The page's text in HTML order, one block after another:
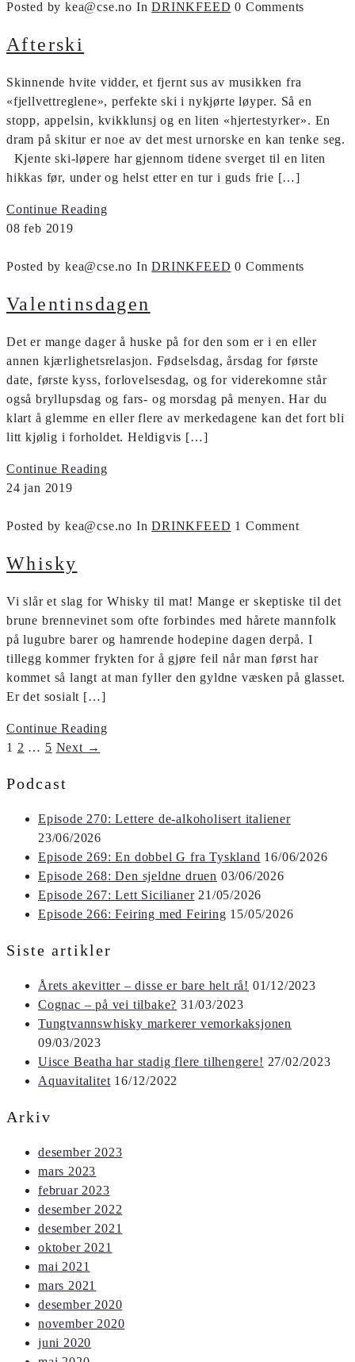
Posted by kea@cse.no InDRINKFEED 0 Comments
Afterski
Skinnende hvite vidder, et fjernt sus av musikken fra
«fjellvettreglene», perfekte ski i nykjørte løyper. Så en
stopp, appelsin, kvikklunsj og en liten «hjertestyrker». En
dram på skitur er noe av det mest urnorske en kan tenke seg.
Kjente ski-løpere har gjennom tidene sverget til en liten
hikkas før, under og helst etter en tur i guds frie […]
Continue Reading
08 feb 2019
Posted by kea@cse.no InDRINKFEED 0 Comments
Valentinsdagen
Det er mange dager å huske på for den som er i en eller
annen kjærlighetsrelasjon. Fødselsdag, årsdag for første
date, første kyss, forlovelsesdag, og for viderekomne står
også bryllupsdag og fars- og morsdag på menyen. Har du
klart å glemme en eller flere av merkedagene kan det fort bli
litt kjølig i forholdet. Heldigvis […]
Continue Reading
24 jan 2019
Posted by kea@cse.no InDRINKFEED 1 Comment
Whisky
Vi slår et slag for Whisky til mat! Mange er skeptiske til det
brune brennevinet som ofte forbindes med hårete mannfolk
på lugubre barer og hamrende hodepine dagen derpå. I
tillegg kommer frykten for å gjøre feil når man først har
kommet så langt at man fyller den gyldne væsken på glasset.
Er det sosialt […]
Continue Reading
1 2 … 5 Next →
Podcast
Episode 270: Lettere de-alkoholisert italiener
23/06/2026
Episode 269: En dobbel G fra Tyskland 16/06/2026
Episode 268: Den sjeldne druen 03/06/2026
Episode 267: Lett Sicilianer 21/05/2026
Episode 266: Feiring med Feiring 15/05/2026
Siste artikler
Årets akevitter – disse er bare helt rå! 01/12/2023
Cognac – på vei tilbake? 31/03/2023
Tungtvannswhisky markerer vemorkaksjonen
09/03/2023
Uisce Beatha har stadig flere tilhengere! 27/02/2023
Aquavitalitet 16/12/2022
Arkiv
desember 2023
mars 2023
februar 2023
desember 2022
desember 2021
oktober 2021
mai 2021
mars 2021
desember 2020
november 2020
juni 2020